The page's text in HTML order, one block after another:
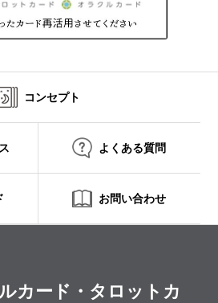
コンセプト
よくある質問
お問い合わせ
カード・タロットカ